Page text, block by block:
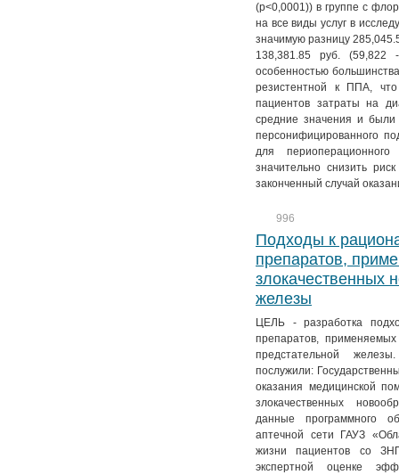
(р<0,0001)) в группе с
на все виды услуг в
значимую разницу
138,381.85 руб. (59,822
особенностью
резистентной к ППА,
пациентов затраты на
средние значения и
персонифицированного
для
значительно снизить
законченный случай
996
Подходы к
препаратов,
злокачественных
железы
ЦЕЛЬ - разработка
препаратов,
предстательной
послужили:
оказания медицинской
злокачественных
данные программного
аптечной сети ГАУЗ
жизни пациентов со
экспертной оценке